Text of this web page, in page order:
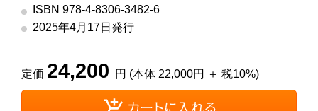
ISBN 978-4-8306-3482-6
2025年4月17日発行
定価 24,200 円 (本体 22,000円 ＋ 税10%)